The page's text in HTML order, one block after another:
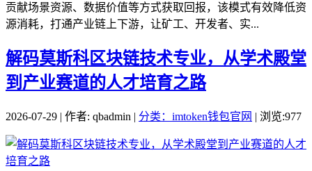
贡献场景资源、数据价值等方式获取回报，该模式有效降低资
源消耗，打通产业链上下游，让矿工、开发者、实...
解码莫斯科区块链技术专业，从学术殿堂
到产业赛道的人才培育之路
2026-07-29 | 作者: qbadmin | 分类：imtoken钱包官网 | 浏览:977